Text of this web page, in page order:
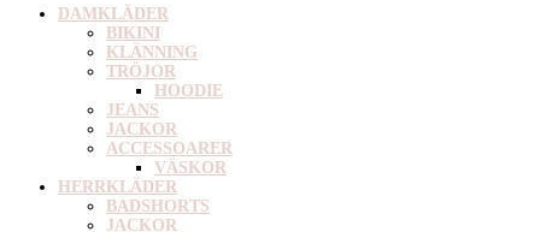
DAMKLÄDER
BIKINI
KLÄNNING
TRÖJOR
HOODIE
JEANS
JACKOR
ACCESSOARER
VÄSKOR
HERRKLÄDER
BADSHORTS
JACKOR